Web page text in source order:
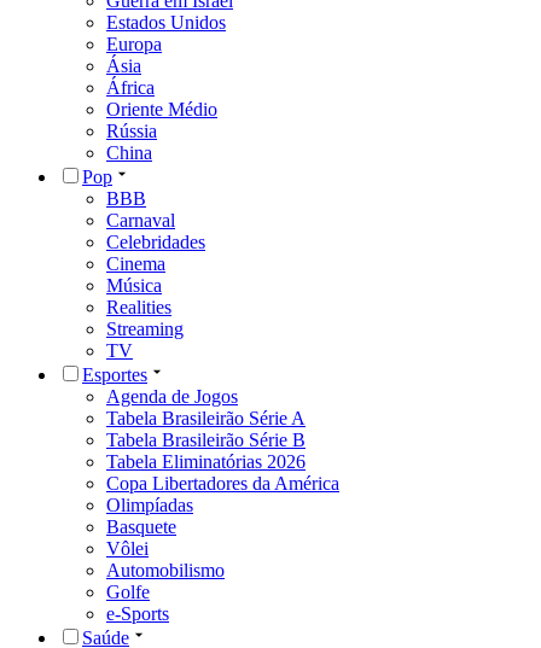
Estados Unidos
Europa
Ásia
África
Oriente Médio
Rússia
China
Pop
BBB
Carnaval
Celebridades
Cinema
Música
Realities
Streaming
TV
Esportes
Agenda de Jogos
Tabela Brasileirão Série A
Tabela Brasileirão Série B
Tabela Eliminatórias 2026
Copa Libertadores da América
Olimpíadas
Basquete
Vôlei
Automobilismo
Golfe
e-Sports
Saúde